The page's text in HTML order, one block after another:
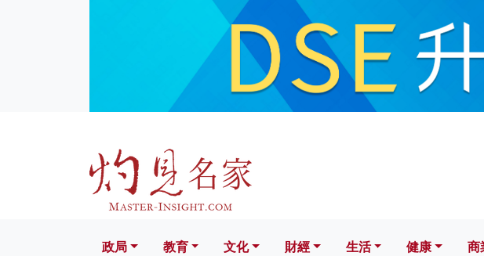
文化 財經 生活 健康
政局 教育 文化 財經 生活 健康 商